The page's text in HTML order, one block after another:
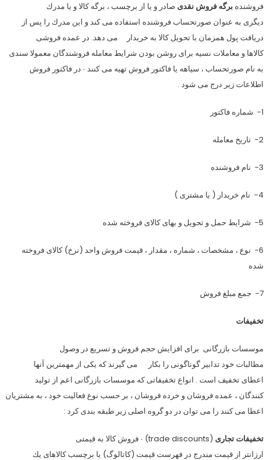
فروشنده برگه فروش نقدى صادر و يا از برچسب ، برگه كالا و يا مدرك
ديگرى به عنوان صورتحساب فروشنده استفاده مى كند و اين مدرك را پس از
دريافت پول همزمان با تحويل كالا به خريدار مى دهد. در عمده فروشى
كالاها و معاملات نسيه براى روشن بودن شرايط معامله فروشندگان معمولا سندى
به نام صورتحساب ، سياهه يا فاكتور فروش تهيه مى كنند ∙ در فاكتور فروش
اطلاعات زير درج مى شود .
1- شماره فاكتور
2- تاريخ معامله
3- نام فروشنده
4- نام خريدار ( يا مشترى )
5- شرايط حمل و تحويل و بها‌ى كالاى فروخته شده
6- نوع ، مشخصات ، شماره ، مقدار ، قيمت فروش واحد (نرخ) كالاى فروخته
شده
7- جمع مبلغ فروش
تخفيفات
موسسات بازرگانى براى افزايش حجم فروش و تسريع در وصول
مطالبات خود تدابير گوناگونى را بكار مى گيرند كه يكى از مهمترين آنها
اعطاى تخفيف است‌ . انواع تخفيفاتى كه موسسات بازرگانى اعم از توليد
كنندگان ، عمده فروشان و خرده فروشان ، بر حسب نوع فعاليت خود ، به مشتريان
اعطا مى كنند را مى توان در دو گروه اصلى زير طبقه بندى كرد :
تخفيفات تجارى (trade discounts) ∙ فروش كالا به قيمتى
ارزانتر از قيمت مندرج در فهرست قيمت (كاتالوگ) يا برچسب كالاهاى يك